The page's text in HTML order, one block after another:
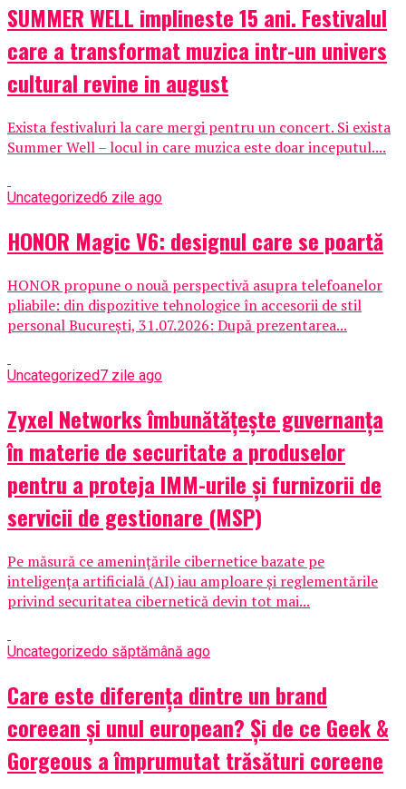
SUMMER WELL implineste 15 ani. Festivalul
care a transformat muzica intr-un univers
cultural revine in august
Exista festivaluri la care mergi pentru un concert. Si exista
Summer Well – locul in care muzica este doar inceputul....
Uncategorized6 zile ago
HONOR Magic V6: designul care se poartă
HONOR propune o nouă perspectivă asupra telefoanelor
pliabile: din dispozitive tehnologice în accesorii de stil
personal București, 31.07.2026: După prezentarea...
Uncategorized7 zile ago
Zyxel Networks îmbunătățește guvernanța
în materie de securitate a produselor
pentru a proteja IMM-urile și furnizorii de
servicii de gestionare (MSP)
Pe măsură ce amenințările cibernetice bazate pe
inteligența artificială (AI) iau amploare și reglementările
privind securitatea cibernetică devin tot mai...
Uncategorizedo săptămână ago
Care este diferența dintre un brand
coreean și unul european? Și de ce Geek &
Gorgeous a împrumutat trăsături coreene